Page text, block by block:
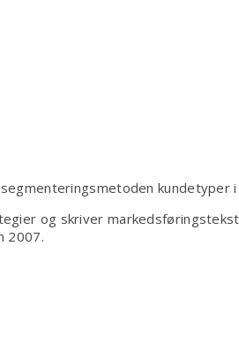
kundetyper i
og skriver
2007.